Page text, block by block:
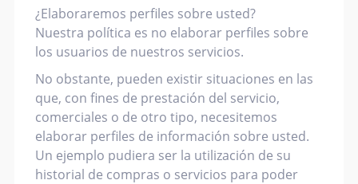
¿Elaboraremos perfiles sobre usted?
Nuestra política es no elaborar perfiles sobre
los usuarios de nuestros servicios.
No obstante, pueden existir situaciones en las
que, con fines de prestación del servicio,
comerciales o de otro tipo, necesitemos
elaborar perfiles de información sobre usted.
Un ejemplo pudiera ser la utilización de su
historial de compras o servicios para poder